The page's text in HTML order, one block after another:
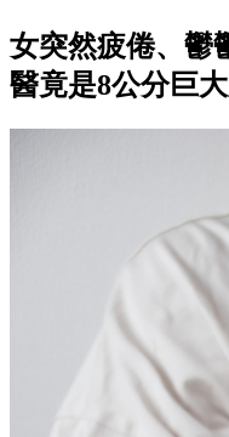
女突然疲倦、鬱
醫竟是8公分巨